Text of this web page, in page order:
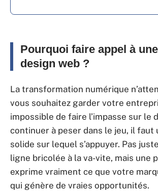
Pourquoi faire appel à
design web ?
La transformation numérique
vous souhaitez garder votre
impossible de faire l’impasse sur le
continuer à peser dans le jeu, il faut
solide sur lequel s’appuyer. Pas
ligne bricolée à la va-vite, mais une
exprime vraiment ce que votre
qui génère de vraies opportunités.